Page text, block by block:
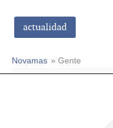
actualidad
Novamas » Gente